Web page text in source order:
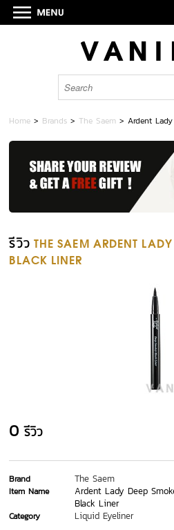
Home > Brands >The Saem >Ardent
รีวิว THE SAEM ARDENT
BLACK LINER
0 รีวิว
Brand The Saem
Item Name
Ardent Lady Deep
Black Liner
Category Liquid Eyeliner